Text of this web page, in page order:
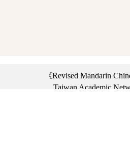
《Revised Mandarin
Taiwan Academic